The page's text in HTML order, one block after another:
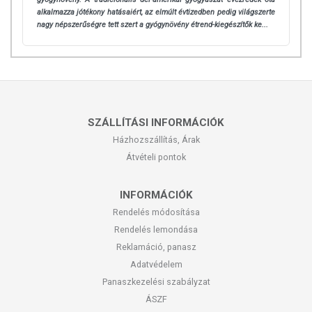
treonin – anyagcsere szabályozásban, emésztésben,
felszívódásban van szerepe;
valin – összehangolja az izomműködést, és nyugtatja az
idegeket;
metionin – elősegíti a vese és a máj tisztulását;
További jelentős aminosavak a búzafűben, melyek beépülnek
alkalmazza jótékony hatásaiért, az elmúlt évtizedben pedig világszerte
nagy népszerűségre tett szert a gyógynövény étrend-kiegészítők ke...
SZÁLLÍTÁSI INFORMÁCIÓK
Házhozszállítás, Árak
Átvételi pontok
INFORMÁCIÓK
Rendelés módosítása
Rendelés lemondása
Reklamáció, panasz
Adatvédelem
Panaszkezelési szabályzat
ÁSZF